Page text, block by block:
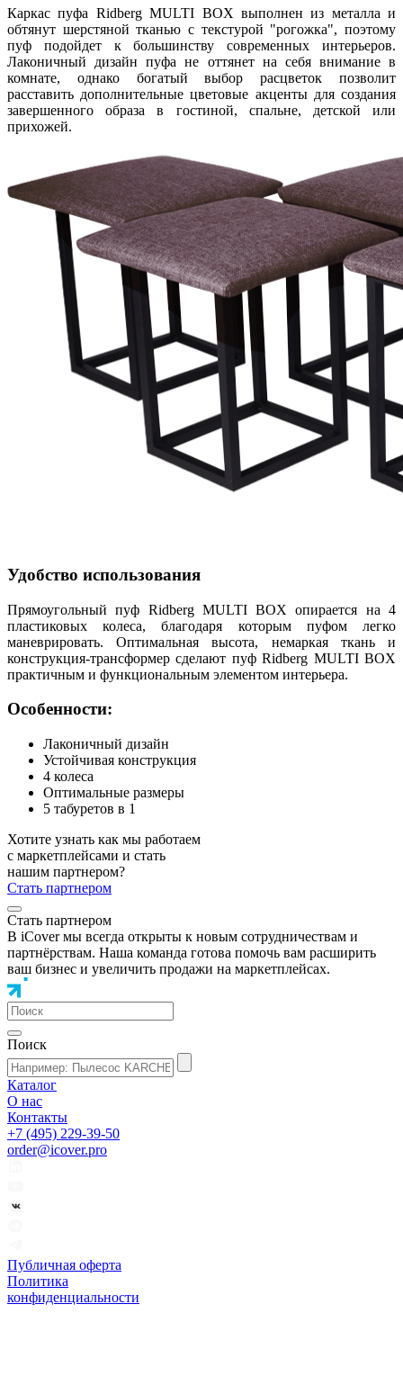
Каркас пуфа Ridberg MULTI BOX выполнен из металла и
обтянут шерстяной тканью с текстурой "рогожка", поэтому
пуф подойдет к большинству современных интерьеров.
Лаконичный дизайн пуфа не оттянет на себя внимание в
комнате, однако богатый выбор расцветок позволит
расставить дополнительные цветовые акценты для создания
завершенного образа в гостиной, спальне, детской или
прихожей.
Удобство использования
Прямоугольный пуф Ridberg MULTI BOX опирается на 4
пластиковых колеса, благодаря которым пуфом легко
маневрировать. Оптимальная высота, немаркая ткань и
конструкция-трансформер сделают пуф Ridberg MULTI BOX
практичным и функциональным элементом интерьера.
Особенности:
Лаконичный дизайн
Устойчивая конструкция
4 колеса
Оптимальные размеры
5 табуретов в 1
Хотите узнать как мы работаем
с маркетплейсами и стать
нашим партнером?
Стать партнером
Стать партнером
В iCover мы всегда открыты к новым сотрудничествам и
партнёрствам. Наша команда готова помочь вам расширить
ваш бизнес и увеличить продажи на маркетплейсах.
Поиск
Каталог
О нас
Контакты
+7 (495) 229-39-50
order@icover.pro
Публичная оферта
Политика
конфиденциальности